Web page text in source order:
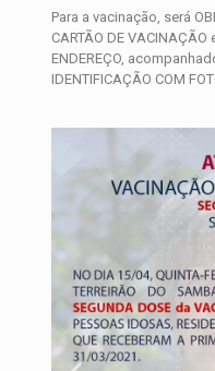
Para a vacinação, será
CARTÃO DE VACINAÇÃO
ENDEREÇO,
IDENTIFICAÇÃO COM